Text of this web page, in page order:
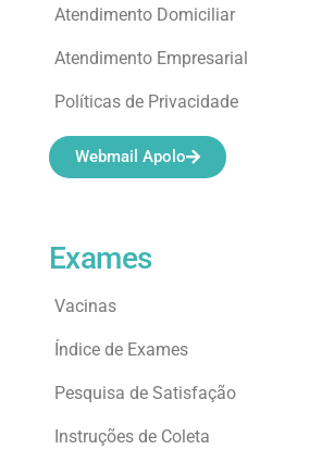
Exames
Vacinas
Índice de Exames
Pesquisa de Satisfação
Instruções de Coleta
Atendimento Domiciliar
Atendimento Empresarial
Políticas de Privacidade
Webmail Apolo